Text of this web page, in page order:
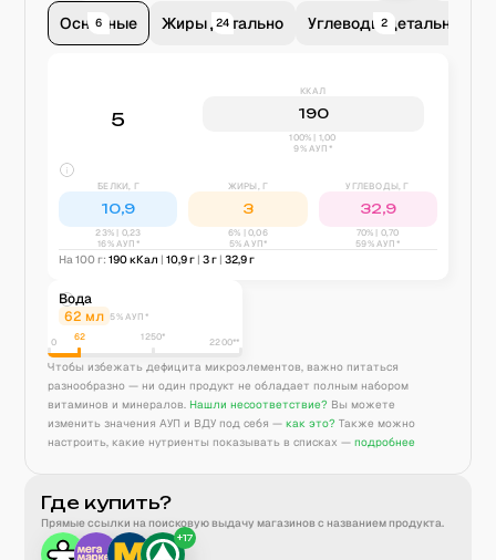
Основные
6 Жиры детально
24 Углеводы детально
2
5
ККАЛ
190
100% | 1,00
9% АУП*
БЕЛКИ, Г
10,9
23% | 0,23
16% АУП*
ЖИРЫ, Г
3
6% |0,06
5% АУП*
УГЛЕВОДЫ, Г
32,9
70% | 0,70
59% АУП*
На 100 г: 190кКал | 10,9г | 3г | 32,9г
Вода
62 мл 5% АУП*
0 62 1250* 2200**
Чтобы избежать дефицита микроэлементов, важно питаться
разнообразно — ни один продукт не обладает полным набором
витаминов и минералов. Нашли несоответствие? Вы можете
изменить значения АУП и ВДУ под себя — как это? Также можно
настроить, какие нутриенты показывать в списках — подробнее
Где купить?
Прямые ссылки на поисковую выдачу магазинов с названием продукта.
+17